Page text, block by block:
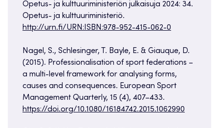
Opetus- ja kulttuuriministeriön julkaisuja 2024: 34.
Opetus- ja kulttuuriministeriö.
http://urn.fi/URN:ISBN:978-952-415-062-0
Nagel, S., Schlesinger, T. Bayle, E. & Giauque, D.
(2015). Professionalisation of sport federations –
a multi-level framework for analysing forms,
causes and consequences. European Sport
Management Quarterly, 15 (4), 407–433.
https://doi.org/10.1080/16184742.2015.1062990